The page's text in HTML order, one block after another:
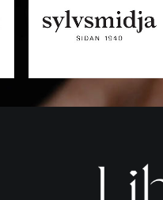
frierringer